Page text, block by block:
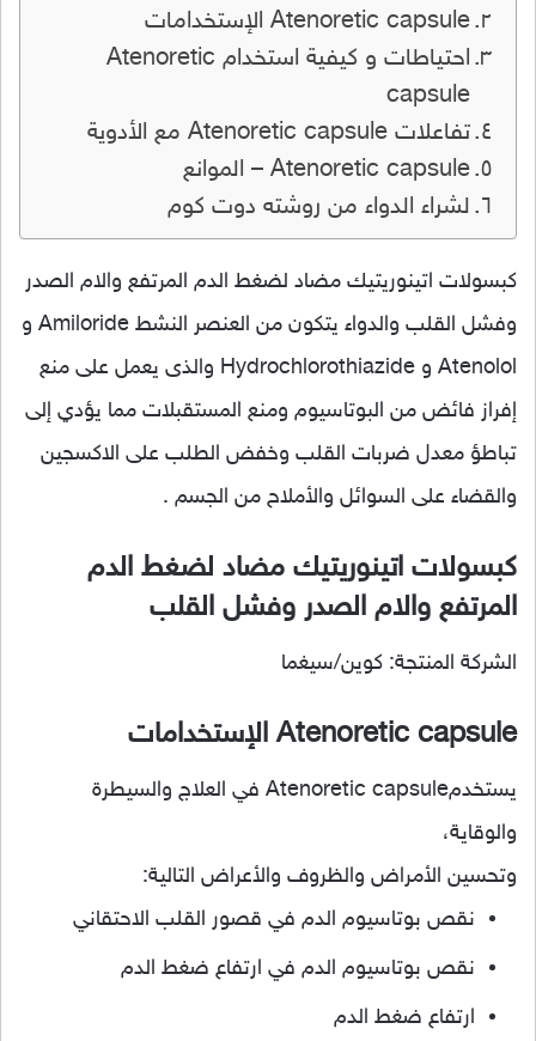
Atenoretic capsule الإستخدامات
احتياطات و كيفية استخدام Atenoretic
capsule
تفاعلات Atenoretic capsule مع الأدوية
Atenoretic capsule – الموانع
لشراء الدواء من روشته دوت كوم
كبسولات اتينوريتيك مضاد لضغط الدم المرتفع والام الصدر
وفشل القلب والدواء يتكون من العنصر النشط Amiloride و
Atenolol و Hydrochlorothiazide والذى يعمل على منع
إفراز فائض من البوتاسيوم ومنع المستقبلات مما يؤدي إلى
تباطؤ معدل ضربات القلب وخفض الطلب على الاكسجين
والقضاء على السوائل والأملاح من الجسم .
كبسولات اتينوريتيك مضاد لضغط الدم
المرتفع والام الصدر وفشل القلب
الشركة المنتجة: كوين/سيغما
Atenoretic capsule الإستخدامات
يستخدمAtenoretic capsule في العلاج والسيطرة
والوقاية،
وتحسين الأمراض والظروف والأعراض التالية:
نقص بوتاسيوم الدم في قصور القلب الاحتقاني
نقص بوتاسيوم الدم في ارتفاع ضغط الدم
ارتفاع ضغط الدم